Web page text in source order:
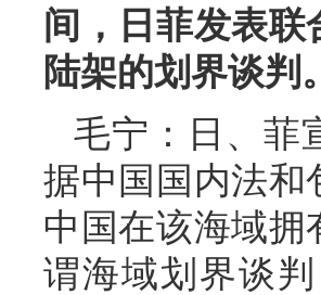
间，日菲发表
陆架的划界谈判
毛宁：日、菲
据中国国内法和
中国在该海域
谓海域划界谈